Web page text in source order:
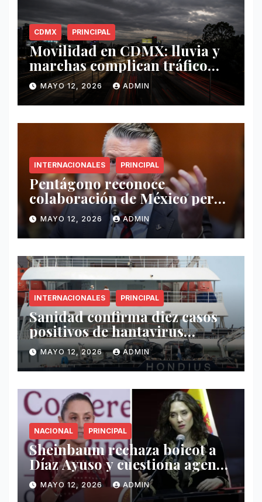
CDMX PRINCIPAL
Movilidad en CDMX: lluvia y
marchas complican tráfico
este 12 de mayo
MAYO 12, 2026 ADMIN
INTERNACIONALES PRINCIPAL
Pentágono reconoce
colaboración de México pero
exige mayor operatividad
antidrogas
MAYO 12, 2026 ADMIN
INTERNACIONALES PRINCIPAL
Sanidad confirma diez casos
positivos de hantavirus
vinculados al crucero MV
Hondius
MAYO 12, 2026 ADMIN
NACIONAL PRINCIPAL
Sheinbaum rechaza boicot a
Díaz Ayuso y cuestiona agenda
de funcionaria española
MAYO 12, 2026 ADMIN